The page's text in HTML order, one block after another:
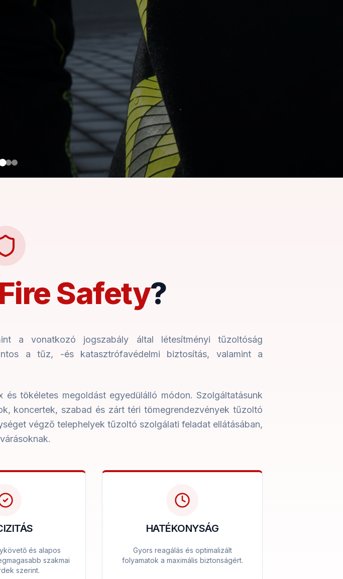
Fire Safety?
a vonatkozó jogszabály által létesítményi tűzoltóság
a tűz, -és katasztrófavédelmi biztosítás, valamint a
tökéletes megoldást egyedülálló módon. Szolgáltatásunk
koncertek, szabad és zárt téri tömegrendezvények tűzoltó
végző telephelyek tűzoltó szolgálati feladat ellátásában,
és alapos
szakmai
szerint.
HATÉKONYSÁG
Gyors reagálás és optimalizált
folyamatok a maximális biztonságért.